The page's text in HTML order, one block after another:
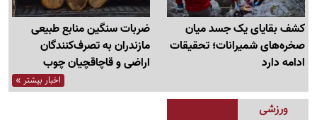
کشف بقایای یک جسد میان
صخره‌های شمیرانات؛ تحقیقات
ادامه دارد
ضربات سنگین منابع طبیعی
مازندران به تصرف‌کنندگان
اراضی و قاچاقچیان چوب
اخبار بیشتر »
ورزشی